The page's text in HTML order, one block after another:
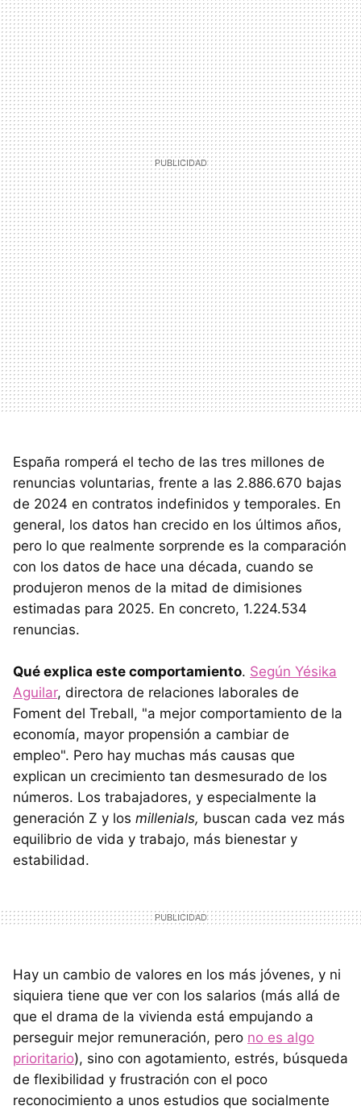
España romperá el techo de las tres millones de
renuncias voluntarias, frente a las 2.886.670 bajas
de 2024 en contratos indefinidos y temporales. En
general, los datos han crecido en los últimos años,
pero lo que realmente sorprende es la comparación
con los datos de hace una década, cuando se
produjeron menos de la mitad de dimisiones
estimadas para 2025. En concreto, 1.224.534
renuncias.
Qué explica este comportamiento. Según Yésika
Aguilar, directora de relaciones laborales de
Foment del Treball, "a mejor comportamiento de la
economía, mayor propensión a cambiar de
empleo". Pero hay muchas más causas que
explican un crecimiento tan desmesurado de los
números. Los trabajadores, y especialmente la
generación Z y los millenials, buscan cada vez más
equilibrio de vida y trabajo, más bienestar y
estabilidad.
Hay un cambio de valores en los más jóvenes, y ni
siquiera tiene que ver con los salarios (más allá de
que el drama de la vivienda está empujando a
perseguir mejor remuneración, pero no es algo
prioritario), sino con agotamiento, estrés, búsqueda
de flexibilidad y frustración con el poco
reconocimiento a unos estudios que socialmente